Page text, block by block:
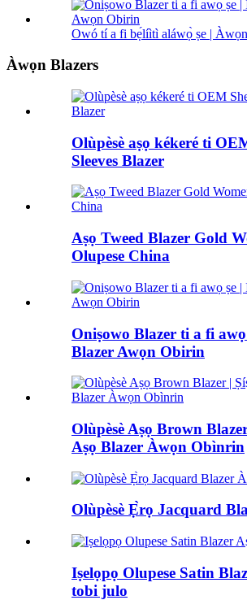
Owó tí a fi bẹ́líìtì aláwọ̀ ṣe |
Àwọn Blazers
Olùpèsè aṣọ kékeré ti
Sleeves Blazer
Aṣọ Tweed Blazer Gold
Olupese China
Oniṣowo Blazer ti a fi awọ
Blazer Awọn Obirin
Olùpèsè Aṣọ Brown
Aṣọ Blazer Àwọn Obìnrin
Olùpèsè Ẹ̀rọ Jacquard
Iṣelọpọ Olupese Satin
tobi julo